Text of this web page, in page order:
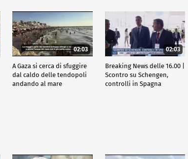
02:03
A Gaza si cerca di sfuggire
dal caldo delle tendopoli
andando al mare
02:03
Breaking News delle 16.00 |
Scontro su Schengen,
controlli in Spagna